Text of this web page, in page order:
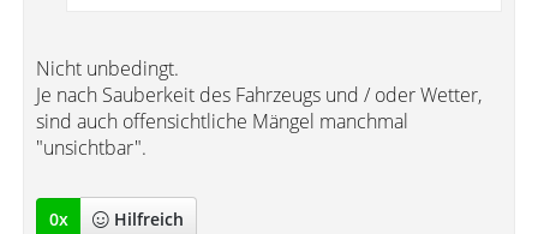
Nicht unbedingt.
Je nach Sauberkeit des Fahrzeugs und / oder Wetter,
sind auch offensichtliche Mängel manchmal
"unsichtbar".
0x Hilfreich